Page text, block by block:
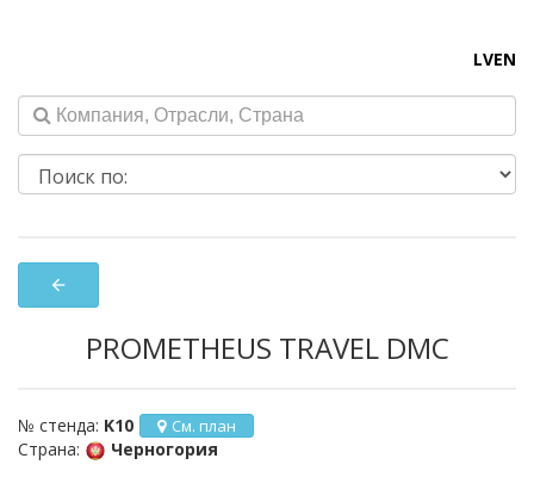
LVEN
arrow_back
PROMETHEUS TRAVEL DMC
№ стенда: K10 См. план
Страна: Черногория